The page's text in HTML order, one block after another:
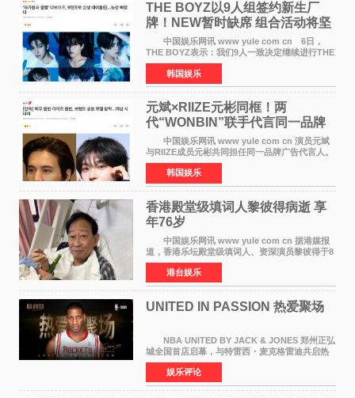
THE BOYZ以9人组签约新生厂
牌！NEW暂时缺席 组合活动将坚
定不移继续
中国娱乐网讯 www yule com cn 6日，
THE BOYZ表示：我们9人一致决定继续进行THE
BOYZ组合活动，并且已经完成了组合团体活动
签约。目前正在新生厂牌下进行活动准备。尚未
离开THE BOYZ原所
韩国娱乐
元斌×RIIZE元彬同框！两
代“WONBIN”联手代言同一品牌
颜值天花板合体
中国娱乐网讯 www yule com cn 演员元斌
与RIIZE成员元彬共同担任同一品牌广告代言人。
6日据独家报道，继演员元斌之后，RIIZE元彬最
近也被选为某在线中介平台A公司的共同广告代言
人，两人将作
韩国娱乐
香港殿堂级填词人黎彼得病逝 享
年76岁​
中国娱乐网讯 www yule com cn 据港媒报
道，香港乐坛殿堂级填词人、资深演员黎彼得于8
月5日上午因病离世，终年76岁。好友钟志光透
露，黎彼得今年3月中风后便卧床休养，身体机能
持续衰退，最
港台娱乐
UNITED IN PASSION 热爱聚场
NBA UNITED BY JACK & JONES 郑州正弘
城全国首店启幕，与特雷西・麦克格雷迪共启热
爱 2026 年7 月21 日，
NBAUNITEDBYJACK&JONES 全国首店，于郑
州正弘城正式启幕。NBA 传奇球星
娱乐评论